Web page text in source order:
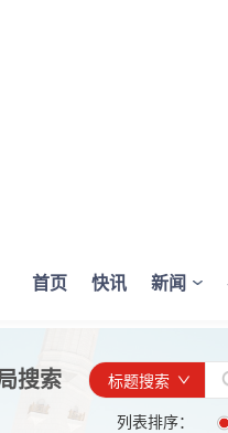
首页 快讯 新闻
搜索
标题搜索
列表排序：